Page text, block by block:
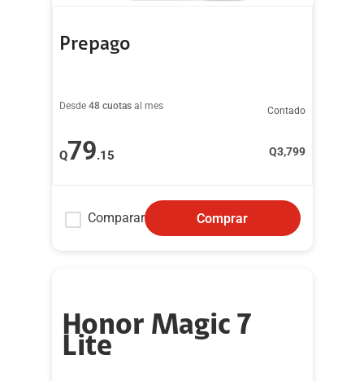
Prepago
Desde 48 cuotas al mes
Q79.15
Contado
Q3,799
Comparar Comprar
Honor Magic 7
Lite